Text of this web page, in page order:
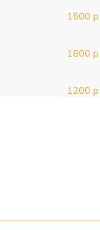
1500 р
1800 р
1200 р